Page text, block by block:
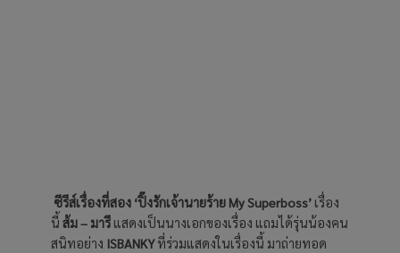
ซีรีส์เรื่องที่สอง ‘ปิ๊งรักเจ้านายร้าย My Superboss’เรื่อง
นี้ ส้ม – มารีแสดงเป็นนางเอกของเรื่อง แถมได้รุ่นน้องคน
สนิทอย่าง ISBANKYที่ร่วมแสดงในเรื่องนี้ มาถ่ายทอด